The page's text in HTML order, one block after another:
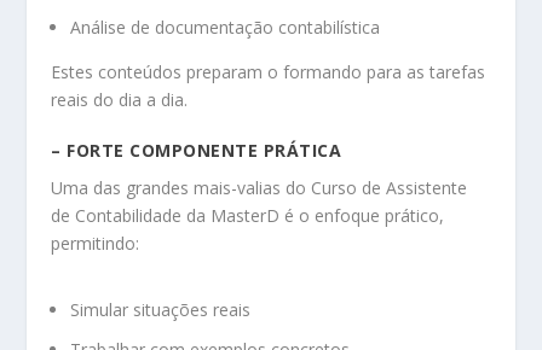
Análise de documentação contabilística
Estes conteúdos preparam o formando para as tarefas
reais do dia a dia.
– FORTE COMPONENTE PRÁTICA
Uma das grandes mais-valias do Curso de Assistente
de Contabilidade da MasterD é o enfoque prático,
permitindo:
Simular situações reais